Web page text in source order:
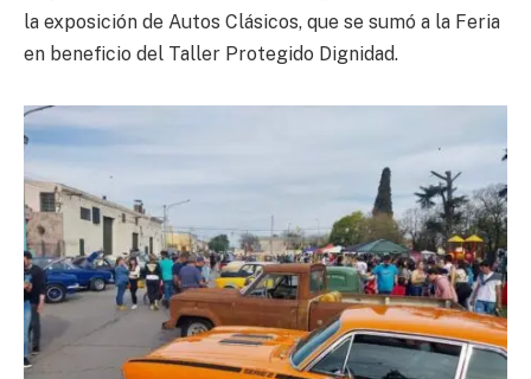
la exposición de Autos Clásicos, que se sumó a la Feria
en beneficio del Taller Protegido Dignidad.